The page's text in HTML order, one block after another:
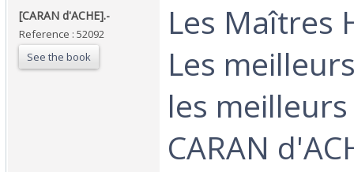
‎[CARAN d'ACHE].-‎
Reference : 52092
See the book
‎Les Maîtres
Les
les
CARAN